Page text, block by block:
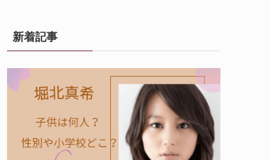
新着記事